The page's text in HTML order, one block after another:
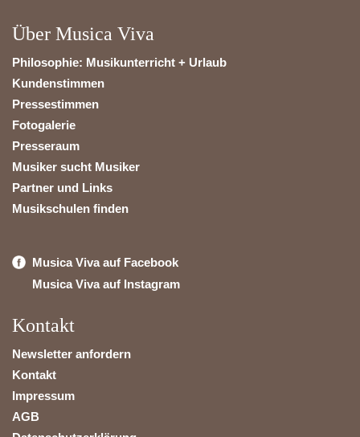
Über Musica Viva
Philosophie: Musikunterricht + Urlaub
Kundenstimmen
Pressestimmen
Fotogalerie
Presseraum
Musiker sucht Musiker
Partner und Links
Musikschulen finden
Musica Viva auf Facebook
Musica Viva auf Instagram
Kontakt
Newsletter anfordern
Kontakt
Impressum
AGB